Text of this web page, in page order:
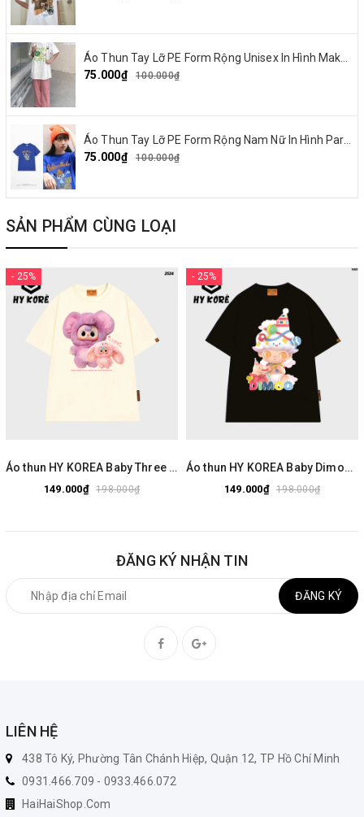
75.000₫
100.000₫
75.000₫
100.000₫
SẢN PHẨM CÙNG LOẠI
- 25%
Áo thun HY KOREA Baby Three Gấu Tím 2524 tay lỡ cotton 75 form rộng nam nữ unisex
149.000₫ 198.000₫
- 25%
Áo thun HY KOREA Baby Dimoo 1803 tay lỡ cotton 75 form rộng nam nữ unisex
149.000₫ 198.000₫
ĐĂNG KÝ NHẬN TIN
ĐĂNG KÝ
LIÊN HỆ
438 Tô Ký, Phường Tân Chánh Hiệp, Quận 12, TP Hồ Chí Minh
0931.466.709 - 0933.466.072
HaiHaiShop.Com